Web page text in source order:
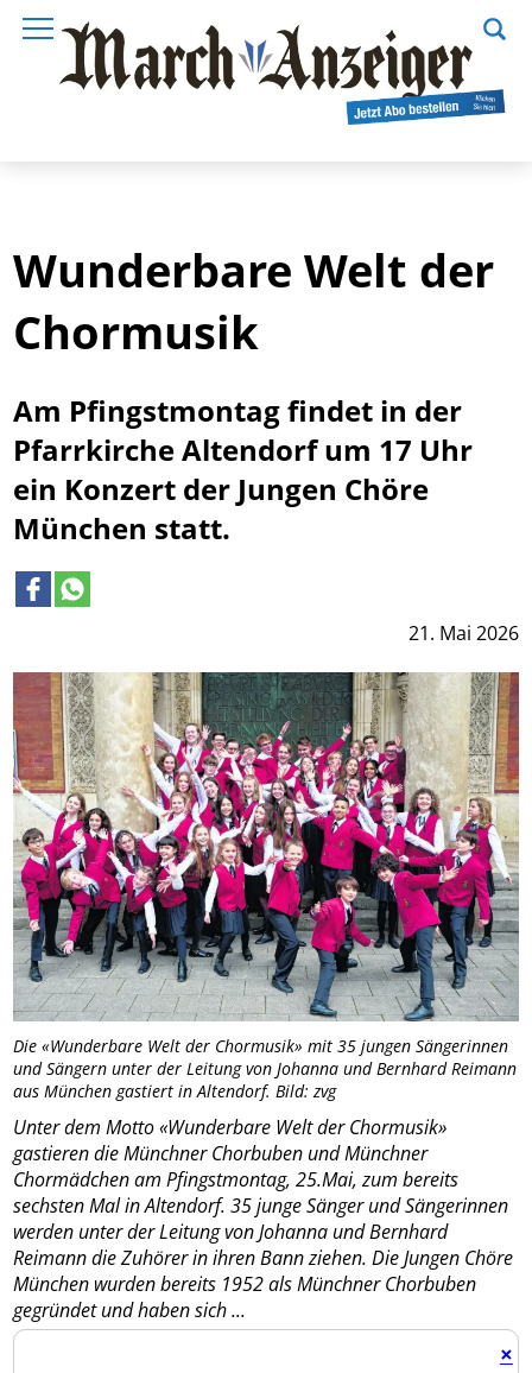
Die «Wunderbare Welt der Chormusik» mit 35 jungen Sängerinnen
und Sängern unter der Leitung von Johanna und Bernhard Reimann
aus München gastiert in Altendorf. Bild: zvg
21. Mai 2026
Wunderbare Welt der
Chormusik
Am Pfingstmontag findet in der
Pfarrkirche Altendorf um 17 Uhr
ein Konzert der Jungen Chöre
München statt.
Unter dem Motto «Wunderbare Welt der Chormusik»
gastieren die Münchner Chorbuben und Münchner
Chormädchen am Pfingstmontag, 25.Mai, zum bereits
sechsten Mal in Altendorf. 35 junge Sänger und Sängerinnen
werden unter der Leitung von Johanna und Bernhard
Reimann die Zuhörer in ihren Bann ziehen. Die Jungen Chöre
München wurden bereits 1952 als Münchner Chorbuben
gegründet und haben sich ...
×